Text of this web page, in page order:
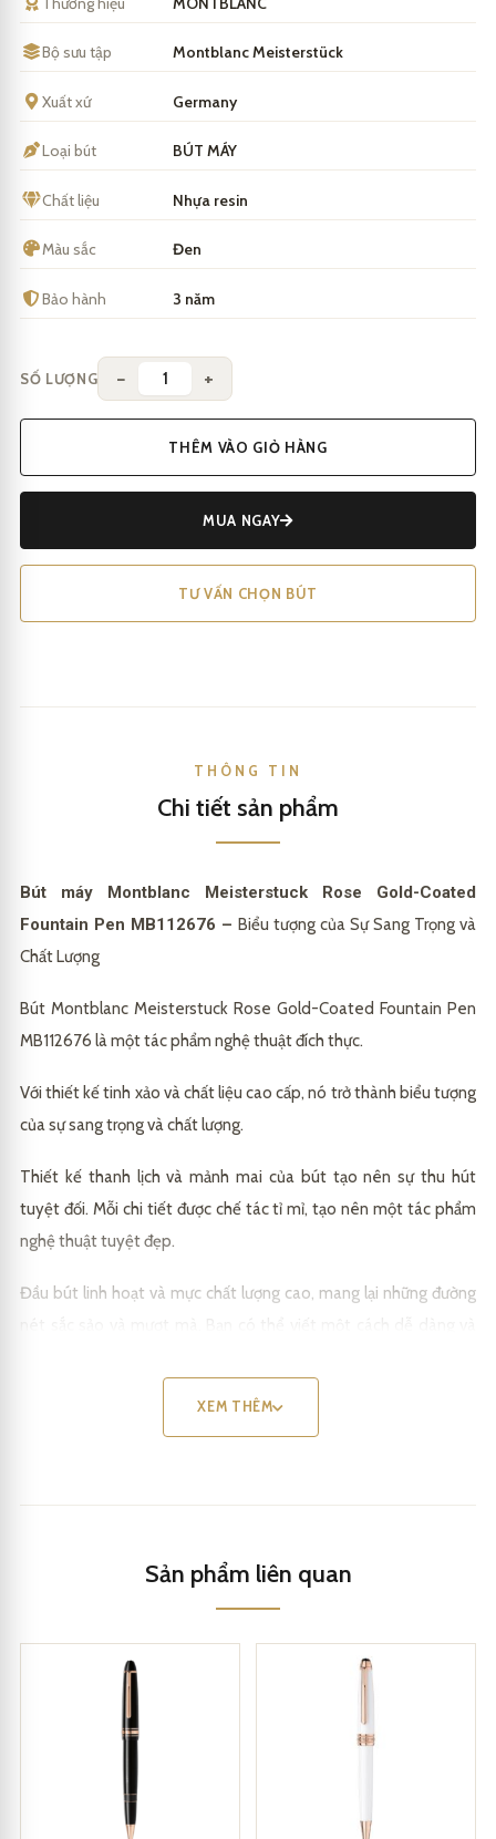
Bộ sưu tập Montblanc Meisterstück
Xuất xứ Germany
Loại bút BÚT MÁY
Chất liệu Nhựa resin
Màu sắc Đen
Bảo hành 3 năm
SỐ LƯỢNG − +
THÊM VÀO GIỎ HÀNG
MUA NGAY
TƯ VẤN CHỌN BÚT
THÔNG TIN
Chi tiết sản phẩm
Bút máy Montblanc Meisterstuck Rose Gold-Coated
Fountain Pen MB112676 – Biểu tượng của Sự Sang Trọng và
Chất Lượng
Bút Montblanc Meisterstuck Rose Gold-Coated Fountain Pen
MB112676 là một tác phẩm nghệ thuật đích thực.
Với thiết kế tinh xảo và chất liệu cao cấp, nó trở thành biểu tượng
của sự sang trọng và chất lượng.
Thiết kế thanh lịch và mảnh mai của bút tạo nên sự thu hút
tuyệt đối. Mỗi chi tiết được chế tác tỉ mỉ, tạo nên một tác phẩm
nghệ thuật tuyệt đẹp.
Đầu bút linh hoạt và mực chất lượng cao, mang lại những đường
Bút Montblanc Meisterstuck Rose Gold-Coated Fountain Pen
MB112676 còn được trang bị hệ thống mực chất lượng, đảm bảo
tạo nên bài viết rõ ràng và dễ đọc.
XEM THÊM
Sản phẩm liên quan